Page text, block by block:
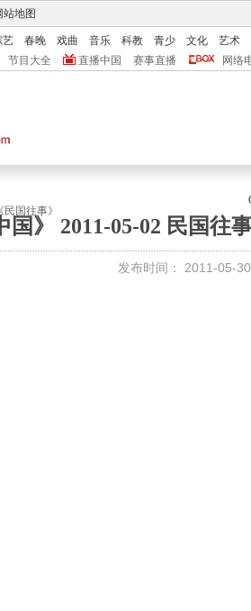
站地图
艺 春晚 戏曲 音乐 科教 青少 文化
艺术
节目大全 直播中国 赛事直播 网络
《民国往事》
国》 2011-05-02 民国往
发布时间： 2011-05-